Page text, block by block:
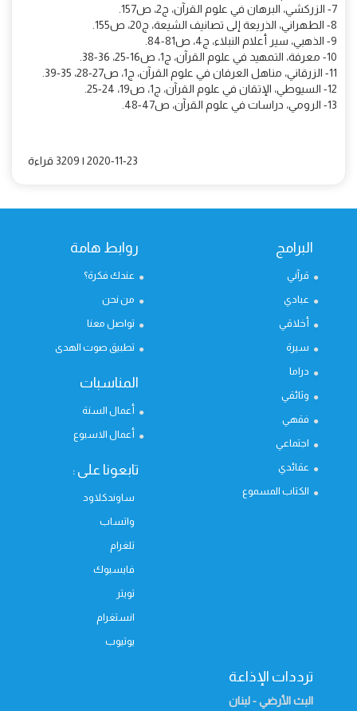
7- الزركشي، البرهان في علوم القرآن، ج2، ص157.
8- الطهراني، الذريعة إلى تصانيف الشيعة، ج20، ص155.
9- الذهبي، سير أعلام النبلاء، ج4، ص81-84.
10- معرفة، التمهيد في علوم القرآن، ج1، ص16-25، 36-38.
11- الزرقاني، مناهل العرفان في علوم القرآن، ج1، ص27-28، 35-39.
12- السيوطي، الإتقان في علوم القرآن، ج1، ص19، 24-25.
13- الرومي، دراسات في علوم القرآن، ص47-48.
2020-11-23 | 3209 قراءة
البرامج
قرآني
عبادي
أخلاقي
سيرة
دراما
وثائقي
فقهي
اجتماعي
عقائدي
الكتاب المسموع
روابط هامة
عندك فكرة؟
من نحن
تواصل معنا
تطبيق صوت الهدى
المناسبات
أعمال السنة
أعمال الاسبوع
تابعونا على :
ساوندكلاود
واتساب
تلغرام
فايسبوك
تويتر
انستغرام
يوتيوب
ترددات الإذاعة
البث الأرضي - لبنان